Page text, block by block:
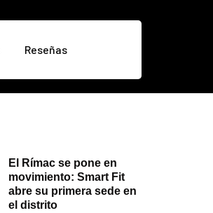
Reseñas
El Rímac se pone en
movimiento: Smart Fit
abre su primera sede en
el distrito